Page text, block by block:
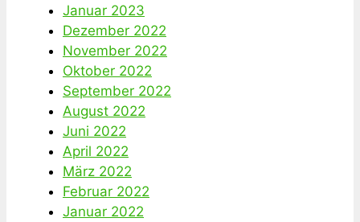
Januar 2023
Dezember 2022
November 2022
Oktober 2022
September 2022
August 2022
Juni 2022
April 2022
März 2022
Februar 2022
Januar 2022